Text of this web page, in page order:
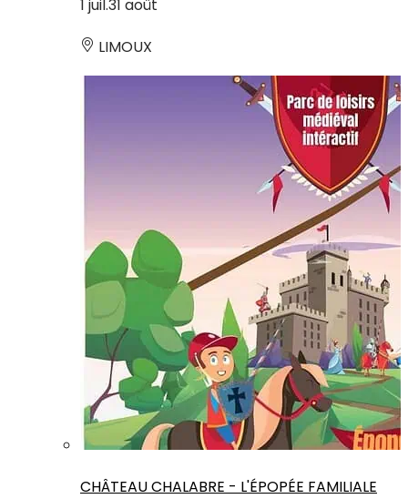
1 juil.31 août
LIMOUX
CHÂTEAU CHALABRE - L'ÉPOPÉE FAMILIALE